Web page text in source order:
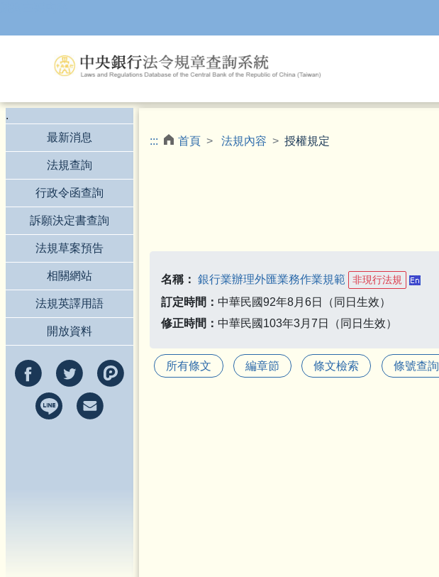
.
最新消息
法規查詢
行政令函查詢
訴願決定書查詢
法規草案預告
相關網站
法規英譯用語
開放資料
::: 首頁 法規內容 授權規定
名稱： 銀行業辦理外匯業務作業規範 非現行法規
訂定時間： 中華民國92年8月6日（同日生效）
修正時間： 中華民國103年3月7日（同日生效）
所有條文 編章節 條文檢索 條號查詢